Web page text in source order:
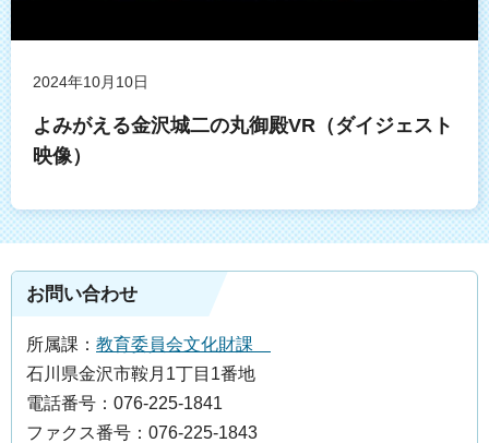
2024年10月10日
よみがえる金沢城二の丸御殿VR（ダイジェスト
映像）
お問い合わせ
所属課： 教育委員会文化財課
石川県金沢市鞍月1丁目1番地
電話番号：076-225-1841
ファクス番号：076-225-1843